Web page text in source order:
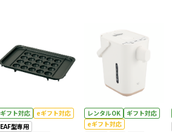
ギフト対応
eギフト対応
EAF型専用
レンタルOK
ギフト対応
eギフト対応